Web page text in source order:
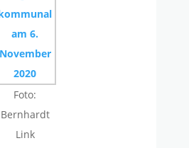
Foto:
Bernhardt
Link